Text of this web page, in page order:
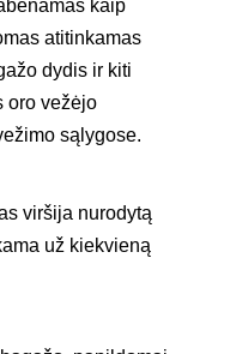
kaip
atitinkamas
dydis ir kiti
oro vežėjo
sąlygose.
viršija nurodytą
už kiekvieną